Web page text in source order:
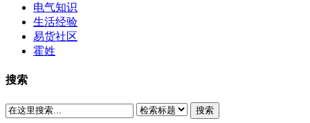
电气知识
生活经验
易货社区
霍姓
搜索
搜索